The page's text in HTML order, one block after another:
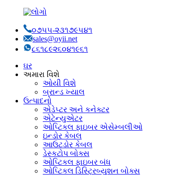
૦૭૫૫-૨૩૧૭૯૫૪૧
sales@oyii.net
૮૬૧૮૯૨૬૦૪૧૯૬૧
ઘર
અમારા વિશે
ઓયી વિશે
બ્રાન્ડ ખ્યાલ
ઉત્પાદનો
એડેપ્ટર અને કનેક્ટર
એટેન્યુએટર
ઓપ્ટિકલ ફાઇબર એસેમ્બલીઓ
ઇન્ડોર કેબલ
આઉટડોર કેબલ
ડેસ્કટોપ બોક્સ
ઓપ્ટિકલ ફાઇબર બંધ
ઓપ્ટિકલ ડિસ્ટ્રિબ્યુશન બોક્સ